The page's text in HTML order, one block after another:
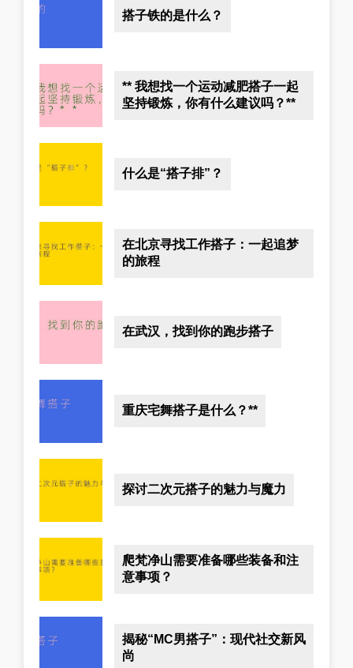
搭子铁的是什么？
** 我想找一个运动减肥搭子一起
坚持锻炼，你有什么建议吗？**
什么是“搭子排”？
在北京寻找工作搭子：一起追梦
的旅程
在武汉，找到你的跑步搭子
重庆宅舞搭子是什么？**
探讨二次元搭子的魅力与魔力
爬梵净山需要准备哪些装备和注
意事项？
揭秘“MC男搭子”：现代社交新风
尚